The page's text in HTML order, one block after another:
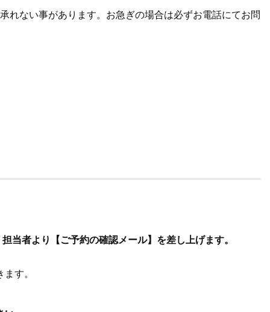
れない事があります。お急ぎの場合は必ずお電話にてお問
当者より【ご予約の確認メール】を差し上げます。
す。